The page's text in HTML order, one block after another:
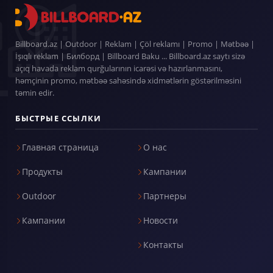
Billboard.az | Outdoor | Reklam | Çöl reklamı | Promo | Mətbəə |
İşıqlı reklam | Билборд | Billboard Baku ... Billboard.az saytı sizə
açıq havada reklam qurğularının icarəsi və hazırlanmasını,
həmçinin promo, mətbəə sahəsində xidmətlərin göstərilməsini
təmin edir.
БЫСТРЫЕ ССЫЛКИ
Главная страница
Продукты
Outdoor
Кампании
О нас
Кампании
Партнеры
Новости
Контакты